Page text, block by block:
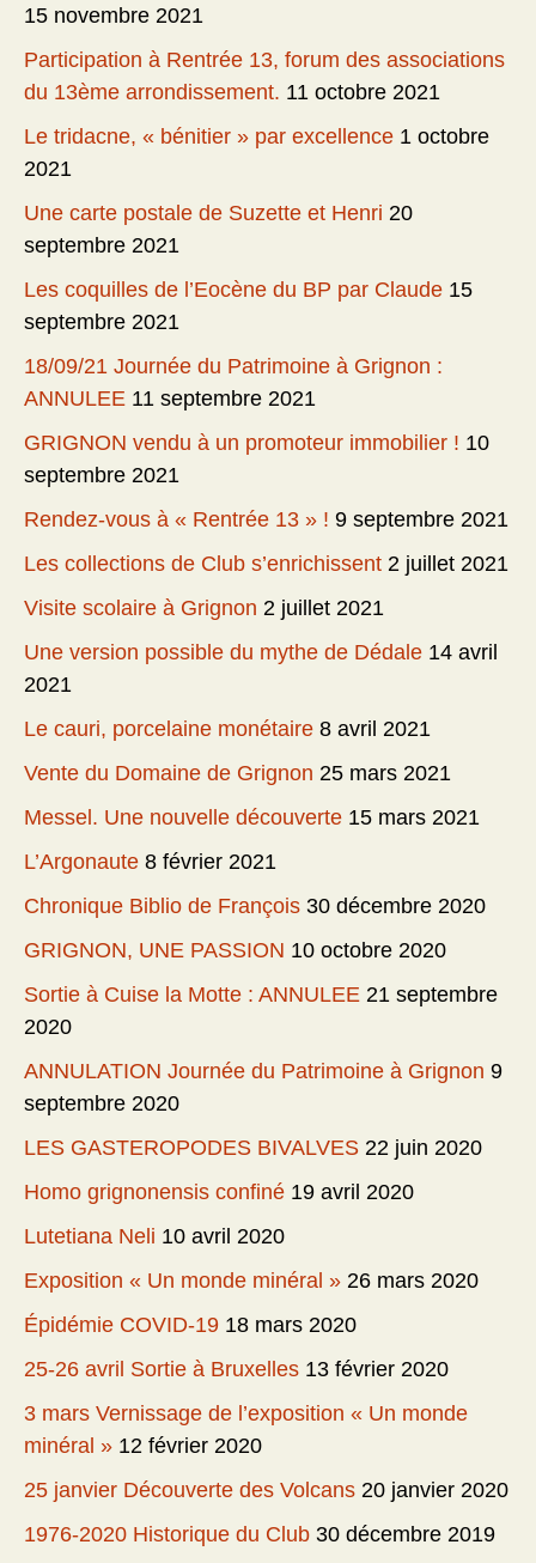
15 novembre 2021
Participation à Rentrée 13, forum des associations
du 13ème arrondissement. 11 octobre 2021
Le tridacne, « bénitier » par excellence 1 octobre
2021
Une carte postale de Suzette et Henri 20
septembre 2021
Les coquilles de l’Eocène du BP par Claude 15
septembre 2021
18/09/21 Journée du Patrimoine à Grignon :
ANNULEE 11 septembre 2021
GRIGNON vendu à un promoteur immobilier ! 10
septembre 2021
Rendez-vous à « Rentrée 13 » ! 9 septembre 2021
Les collections de Club s’enrichissent 2 juillet 2021
Visite scolaire à Grignon 2 juillet 2021
Une version possible du mythe de Dédale 14 avril
2021
Le cauri, porcelaine monétaire 8 avril 2021
Vente du Domaine de Grignon 25 mars 2021
Messel. Une nouvelle découverte 15 mars 2021
L’Argonaute 8 février 2021
Chronique Biblio de François 30 décembre 2020
GRIGNON, UNE PASSION 10 octobre 2020
Sortie à Cuise la Motte : ANNULEE 21 septembre
2020
ANNULATION Journée du Patrimoine à Grignon 9
septembre 2020
LES GASTEROPODES BIVALVES 22 juin 2020
Homo grignonensis confiné 19 avril 2020
Lutetiana Neli 10 avril 2020
Exposition « Un monde minéral » 26 mars 2020
Épidémie COVID-19 18 mars 2020
25-26 avril Sortie à Bruxelles 13 février 2020
3 mars Vernissage de l’exposition « Un monde
minéral » 12 février 2020
25 janvier Découverte des Volcans 20 janvier 2020
1976-2020 Historique du Club 30 décembre 2019